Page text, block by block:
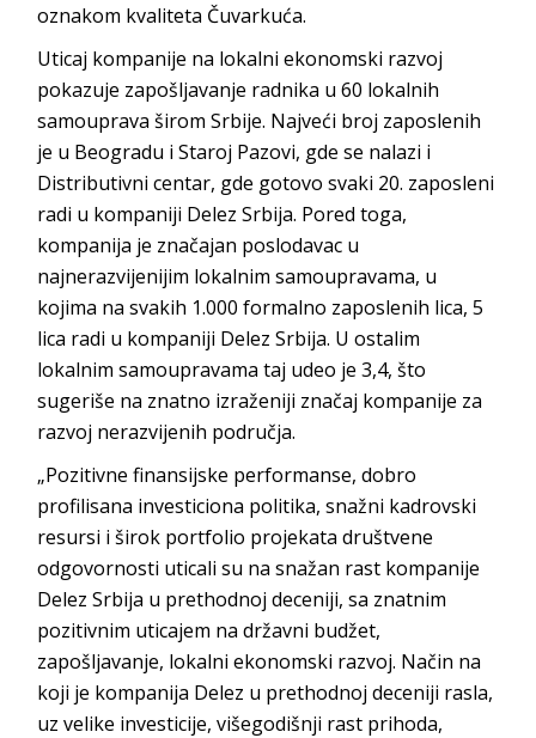
oznakom kvaliteta Čuvarkuća.
Uticaj kompanije na lokalni ekonomski razvoj
pokazuje zapošljavanje radnika u 60 lokalnih
samouprava širom Srbije. Najveći broj zaposlenih
je u Beogradu i Staroj Pazovi, gde se nalazi i
Distributivni centar, gde gotovo svaki 20. zaposleni
radi u kompaniji Delez Srbija. Pored toga,
kompanija je značajan poslodavac u
najnerazvijenijim lokalnim samoupravama, u
kojima na svakih 1.000 formalno zaposlenih lica, 5
lica radi u kompaniji Delez Srbija. U ostalim
lokalnim samoupravama taj udeo je 3,4, što
sugeriše na znatno izraženiji značaj kompanije za
razvoj nerazvijenih područja.
„Pozitivne finansijske performanse, dobro
profilisana investiciona politika, snažni kadrovski
resursi i širok portfolio projekata društvene
odgovornosti uticali su na snažan rast kompanije
Delez Srbija u prethodnoj deceniji, sa znatnim
pozitivnim uticajem na državni budžet,
zapošljavanje, lokalni ekonomski razvoj. Način na
koji je kompanija Delez u prethodnoj deceniji rasla,
uz velike investicije, višegodišnji rast prihoda,